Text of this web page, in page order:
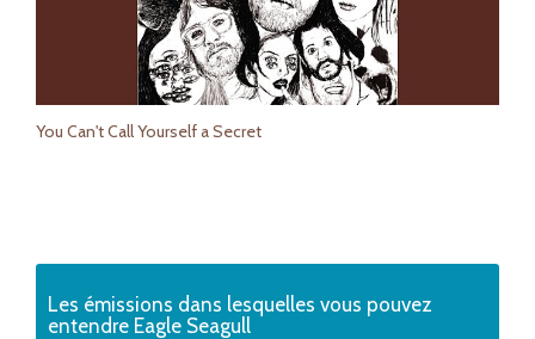
You Can't Call Yourself a Secret
Les émissions dans lesquelles vous pouvez
entendre Eagle Seagull